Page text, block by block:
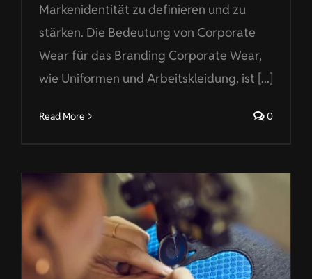
Markenidentität zu definieren und zu
stärken. Die Bedeutung von Corporate
Wear für das Branding Corporate Wear,
wie Uniformen und Arbeitskleidung, ist [...]
Read More 0